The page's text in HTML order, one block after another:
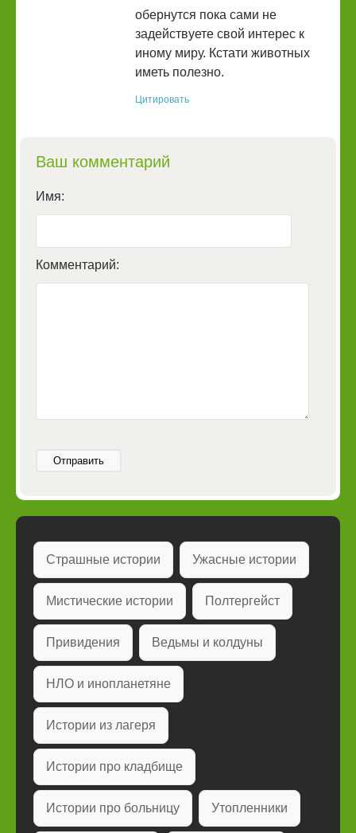
обернутся пока сами не
задействуете свой интерес к
иному миру. Кстати животных
иметь полезно.
Цитировать
Ваш комментарий
Имя:
Комментарий:
Отправить
Страшные истории Ужасные истории
Мистические истории Полтергейст
Привидения Ведьмы и колдуны
НЛО и инопланетяне
Истории из лагеря
Истории про кладбище
Истории про больницу Утопленники